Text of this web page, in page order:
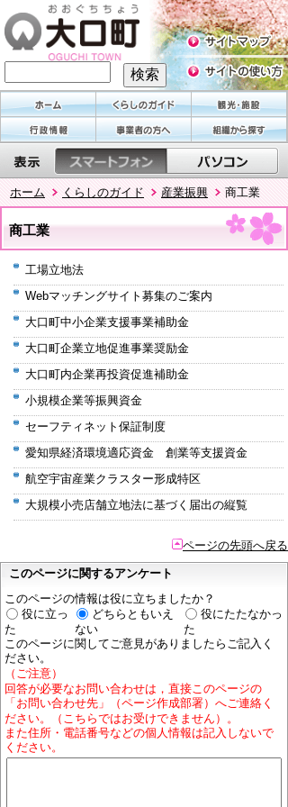
ホーム くらしのガイド 産業振興 商工業
商工業
工場立地法
Webマッチングサイト募集のご案内
大口町中小企業支援事業補助金
大口町企業立地促進事業奨励金
大口町内企業再投資促進補助金
小規模企業等振興資金
セーフティネット保証制度
愛知県経済環境適応資金 創業等支援資金
航空宇宙産業クラスター形成特区
大規模小売店舗立地法に基づく届出の縦覧
ページの先頭へ戻る
このページに関するアンケート
このページの情報は役に立ちましたか？
役に立っ
た
どちらともいえ
ない
役にたたなかっ
た
このページに関してご意見がありましたらご記入く
ださい。
（ご注意）
回答が必要なお問い合わせは，直接このページの
「お問い合わせ先」（ページ作成部署）へご連絡く
ださい。（こちらではお受けできません）。
また住所・電話番号などの個人情報は記入しないで
ください。